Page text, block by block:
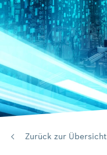
Zurück zur Übersicht